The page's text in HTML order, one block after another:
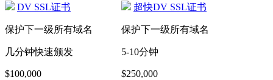
DV SSL证书
保护下一级所有域名
几分钟快速颁发
$100,000
超快DV SSL证书
保护下一级所有域名
5-10分钟
$250,000